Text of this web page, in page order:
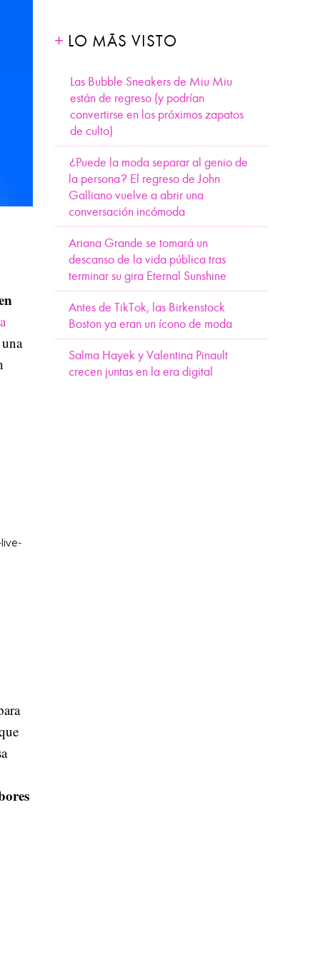
LO MÁS VISTO
Las Bubble Sneakers de Miu Miu
están de regreso (y podrían
convertirse en los próximos zapatos
de culto)
¿Puede la moda separar al genio de
la persona? El regreso de John
Galliano vuelve a abrir una
conversación incómoda
Ariana Grande se tomará un
descanso de la vida pública tras
terminar su gira Eternal Sunshine
Antes de TikTok, las Birkenstock
Boston ya eran un ícono de moda
Salma Hayek y Valentina Pinault
crecen juntas en la era digital